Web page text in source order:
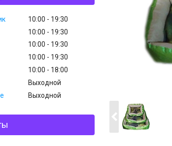
10:00
19:30
10:00
19:30
10:00
19:30
10:00
19:30
10:00
18:00
Выходной
Выходной